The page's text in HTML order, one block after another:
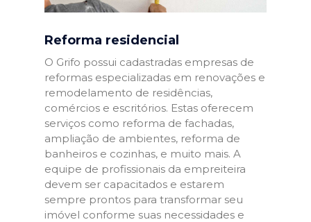
Reforma residencial
O Grifo possui cadastradas empresas de
reformas especializadas em renovações e
remodelamento de residências,
comércios e escritórios. Estas oferecem
serviços como reforma de fachadas,
ampliação de ambientes, reforma de
banheiros e cozinhas, e muito mais. A
equipe de profissionais da empreiteira
devem ser capacitados e estarem
sempre prontos para transformar seu
imóvel conforme suas necessidades e